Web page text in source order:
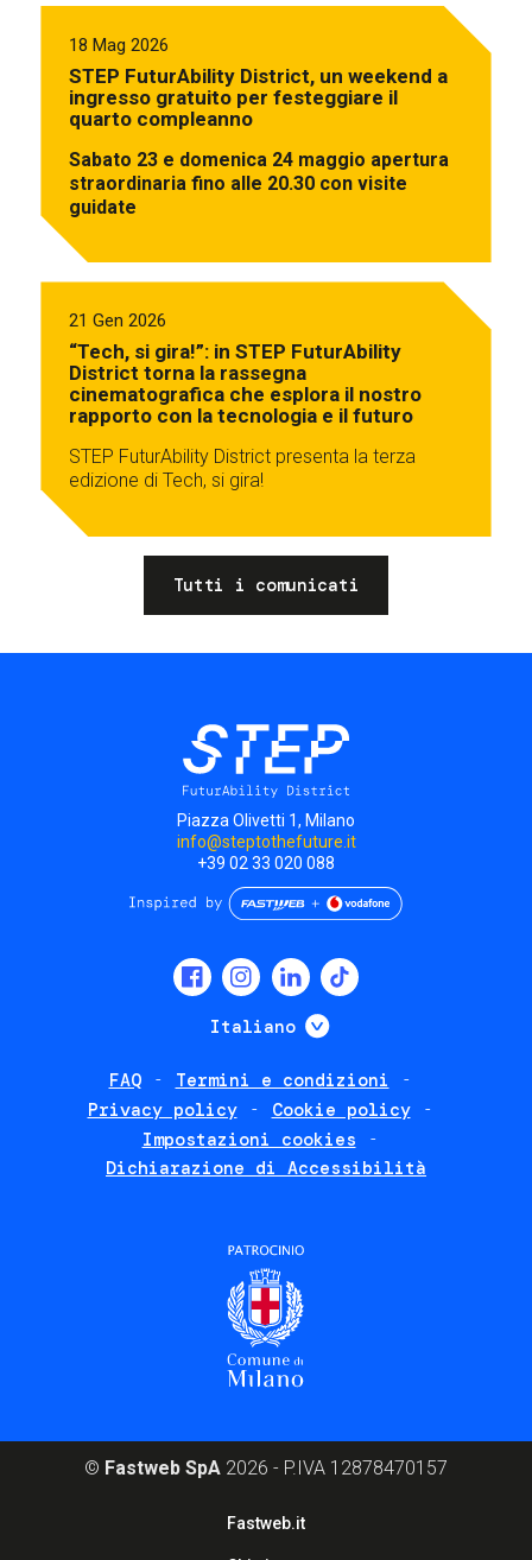
18 Mag 2026
STEP FuturAbility District, un weekend a
ingresso gratuito per festeggiare il
quarto compleanno
Sabato 23 e domenica 24 maggio apertura
straordinaria fino alle 20.30 con visite
guidate
21 Gen 2026
“Tech, si gira!”: in STEP FuturAbility
District torna la rassegna
cinematografica che esplora il nostro
rapporto con la tecnologia e il futuro
STEP FuturAbility District presenta la terza
edizione di Tech, si gira!
Tutti i comunicati
Piazza Olivetti 1, Milano
info@steptothefuture.it
+39 02 33 020 088
Italiano Mostra ulteriori
FAQ
Termini e condizioni
Privacy policy
Cookie policy
Impostazioni cookies
Dichiarazione di Accessibilità
© Fastweb SpA 2026 - P.IVA 12878470157
Fastweb.it